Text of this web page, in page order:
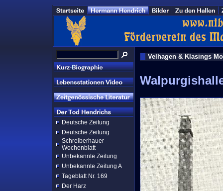
Deutsche Zeitung
Deutsche Zeitung
Schreiberhauer
Wochenblatt
Unbekannte Zeitung
Unbekannte Zeitung A
Tageblatt Nr. 169
Der Harz
Velhagen & Klasings